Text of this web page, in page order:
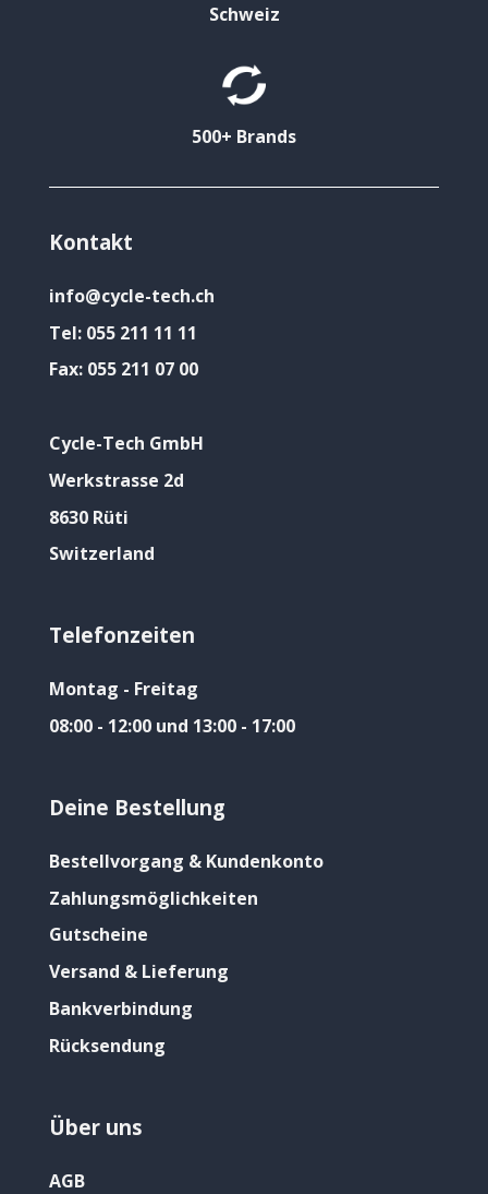
Schweiz
500+ Brands
Kontakt
info@cycle-tech.ch
Tel: 055 211 11 11
Fax: 055 211 07 00
Cycle-Tech GmbH
Werkstrasse 2d
8630 Rüti
Switzerland
Telefonzeiten
Montag - Freitag
08:00 - 12:00 und 13:00 - 17:00
Deine Bestellung
Bestellvorgang & Kundenkonto
Zahlungsmöglichkeiten
Gutscheine
Versand & Lieferung
Bankverbindung
Rücksendung
Über uns
AGB